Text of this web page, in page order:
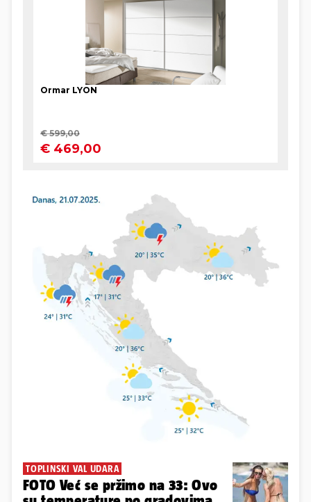
TOPLINSKI VAL UDARA
FOTO Već se pržimo na 33: Ovo